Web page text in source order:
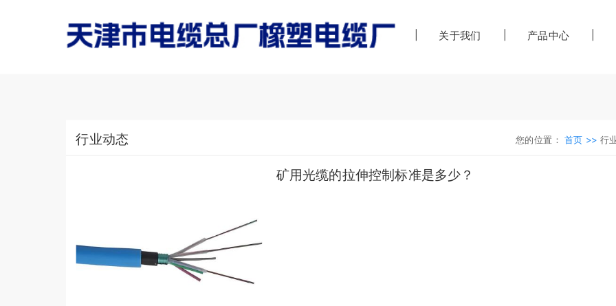
首页 关于我们 产品中心
行业动态 您的位置： 首页 >> 行
矿用光缆的拉伸控制标准是多少？